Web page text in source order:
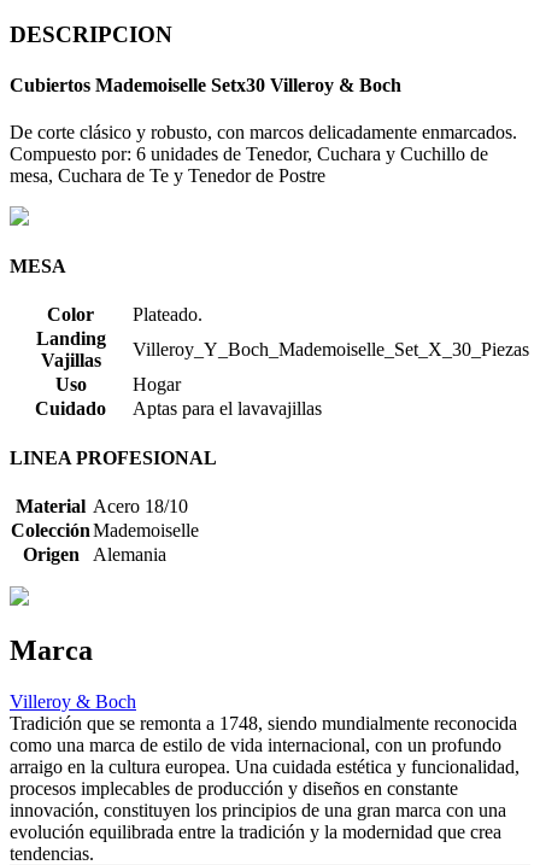
DESCRIPCION
Cubiertos Mademoiselle Setx30 Villeroy & Boch
De corte clásico y robusto, con marcos delicadamente enmarcados.
Compuesto por: 6 unidades de Tenedor, Cuchara y Cuchillo de
mesa, Cuchara de Te y Tenedor de Postre
MESA
Color
Plateado.
Landing
Vajillas
Villeroy_Y_Boch_Mademoiselle_Set_X_30_Piezas
Uso
Hogar
Cuidado
Aptas para el lavavajillas
LINEA PROFESIONAL
Material Acero 18/10
ColecciónMademoiselle
Origen
Alemania
Marca
Villeroy & Boch
Tradición que se remonta a 1748, siendo mundialmente reconocida
como una marca de estilo de vida internacional, con un profundo
arraigo en la cultura europea. Una cuidada estética y funcionalidad,
procesos implecables de producción y diseños en constante
innovación, constituyen los principios de una gran marca con una
evolución equilibrada entre la tradición y la modernidad que crea
tendencias.